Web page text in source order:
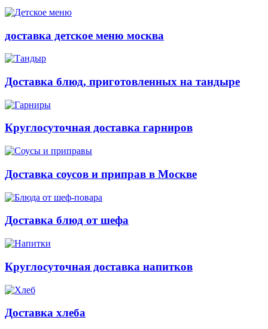
доставка детское меню москва
Доставка блюд, приготовленных на тандыре
Круглосуточная доставка гарниров
Доставка соусов и приправ в Москве
Доставка блюд от шефа
Круглосуточная доставка напитков
Доставка хлеба